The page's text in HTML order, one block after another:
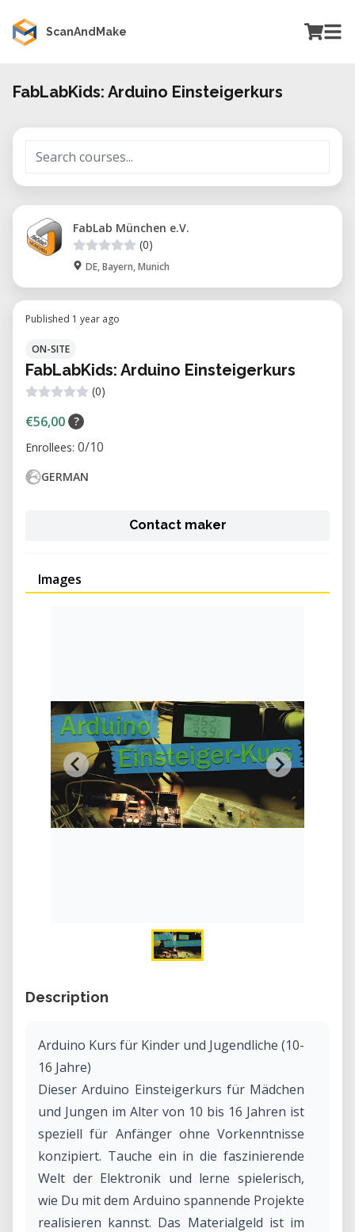
ScanAndMake
FabLabKids: Arduino Einsteigerkurs
FabLab München e.V.
(0)
DE, Bayern, Munich
Published 1 year ago
ON-SITE
FabLabKids: Arduino Einsteigerkurs
(0)
€56,00 ?
Enrollees: 0/10
GERMAN
Contact maker
Images
Description
Arduino Kurs für Kinder und Jugendliche (10-
16 Jahre)
Dieser Arduino Einsteigerkurs für Mädchen
und Jungen im Alter von 10 bis 16 Jahren ist
speziell für Anfänger ohne Vorkenntnisse
konzipiert. Tauche ein in die faszinierende
Welt der Elektronik und lerne spielerisch,
wie Du mit dem Arduino spannende Projekte
realisieren kannst. Das Materialgeld ist im